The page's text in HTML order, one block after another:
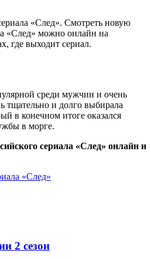
«След». Смотреть новую
«След» можно онлайн на
где выходит сериал.
среди мужчин и очень
тщательно и долго выбирала
в конечном итоге оказался
в морге.
сериала «След» онлайн и
«След»
2 сезон